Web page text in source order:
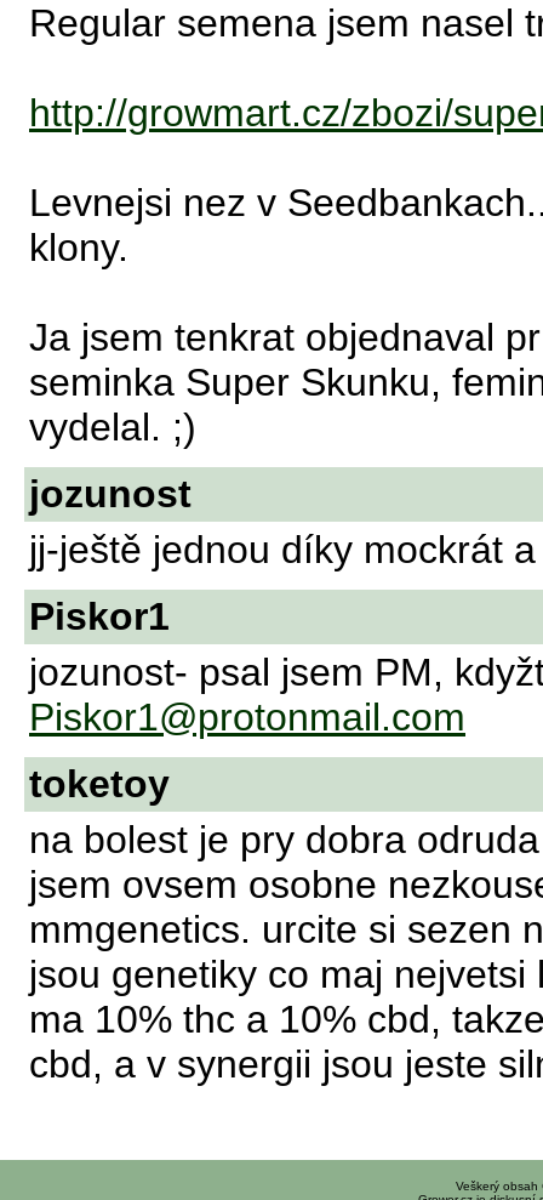
Regular semena jsem nasel
http://growmart.cz/zbozi/
Levnejsi nez v
klony.
Ja jsem tenkrat objednaval
seminka Super Skunku,
vydelal. ;)
jozunost
jj-ještě jednou díky mockrát
Piskor1
jozunost- psal jsem PM,
Piskor1@protonmail.com
toketoy
na bolest je pry dobra
jsem ovsem osobne
mmgenetics. urcite si sezen
jsou genetiky co maj
ma 10% thc a 10% cbd,
cbd, a v synergii jsou jeste
Veškerý obsah